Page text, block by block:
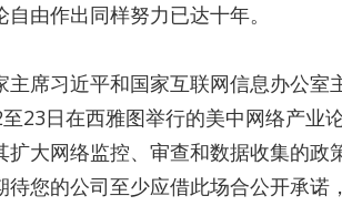
由作出同样努力已达十年。
席习近平和国家互联网信息办公室
23日在西雅图举行的美中网络产业
大网络监控、审查和数据收集的政
您的公司至少应借此场合公开承诺